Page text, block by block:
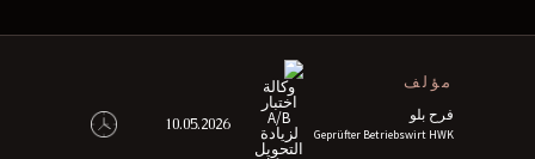
مؤلف
فرح بلو
Geprüfter Betriebswirt HWK
10.05.2026